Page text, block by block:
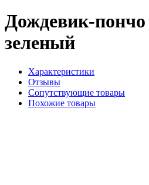
Дождевик-
зеленый
Характеристики
Отзывы
Сопутствующие товары
Похожие товары